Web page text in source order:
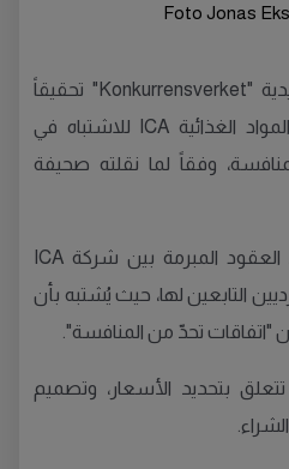
Foto Jonas
بدأت هيئة المنافسة السويدية "Konkurrensverket" تحقيقاً
معمّقاً في سلسلة متاجر المواد الغذائية ICA للاشتباه في
وفقاً لما نقلته صحيفة
ويتركّز التحقيق على شروط العقود المبرمة بين شركة ICA
التابعين لها، حيث يُشتبه بأن
تحدّ من المنافسة".
بتحديد الأسعار، وتصميم